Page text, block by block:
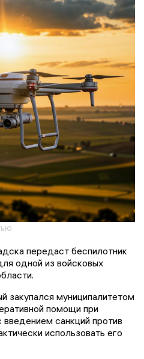
передаст беспилотник
одной из войсковых
закупался муниципалитетом
помощи при
санкций против
использовать его